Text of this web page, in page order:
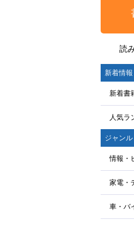
読
新着情報
新着書
人気ラ
ジャンル
情報・
家電・
車・バ